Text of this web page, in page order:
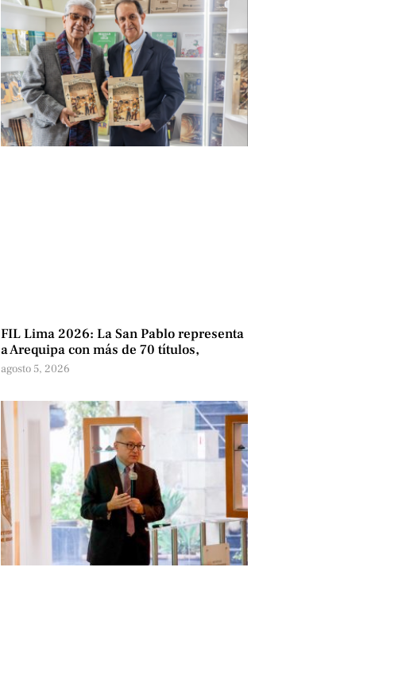
FIL Lima 2026: La San Pablo representa
a Arequipa con más de 70 títulos,
agosto 5, 2026